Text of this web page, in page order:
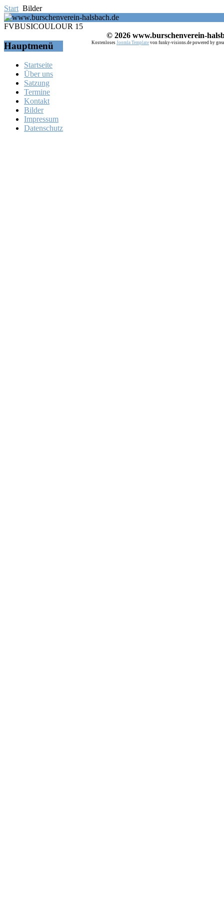
Start Bilder
FVBUSICOULOUR 15
Hauptmenü
Startseite
Über uns
Satzung
Termine
Kontakt
Bilder
Impressum
Datenschutz
© 2026 www.burschenverein-
Kostenloses Joomla Template von funky-visions.de powered by